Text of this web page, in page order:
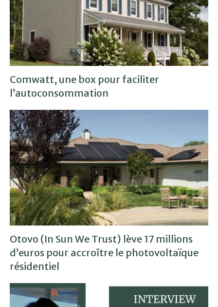
Comwatt, une box pour faciliter
l’autoconsommation
Otovo (In Sun We Trust) lève 17 millions
d’euros pour accroître le photovoltaïque
résidentiel